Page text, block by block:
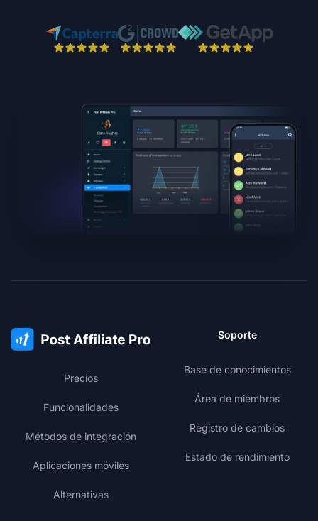
Precios
Funcionalidades
Métodos de integración
Aplicaciones móviles
Alternativas
Soporte
Base de conocimientos
Área de miembros
Registro de cambios
Estado de rendimiento